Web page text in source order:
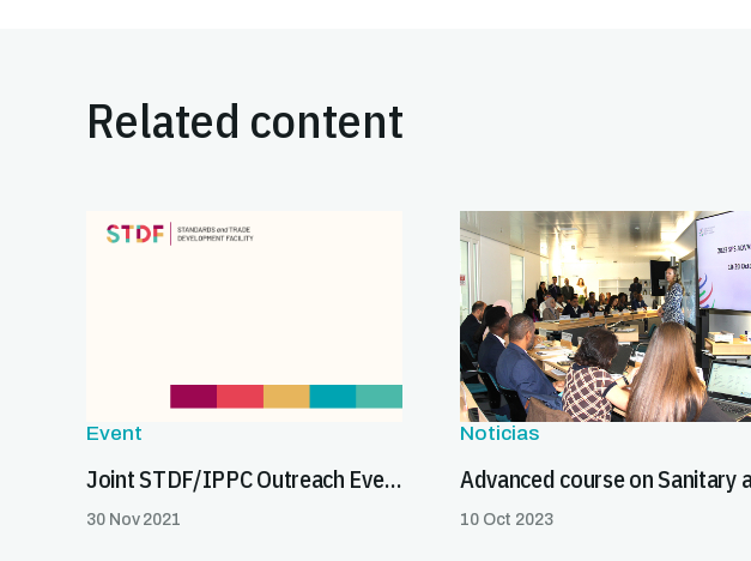
Related content
Event
Joint STDF/IPPC Outreach Event on the PCE Facilitators project
30 Nov 2021
Noticias
10 Oct 2023